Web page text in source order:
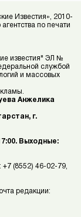
Известия», 2010-
по печати
известия" ЭЛ №
службой
и массовых
Анжелика
г.
Выходные:
(8552) 46-02-79,
редакции: